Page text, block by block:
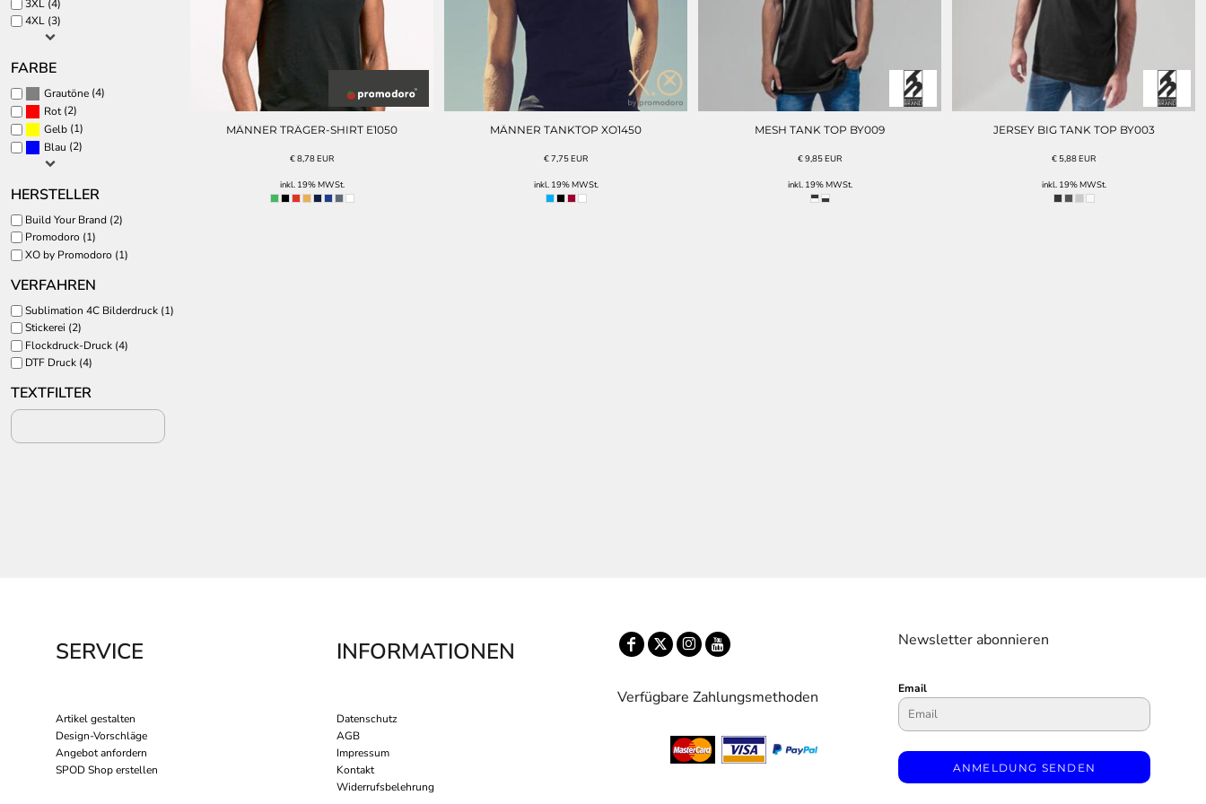
3XL (4)
4XL (3)
FARBE
Grautöne (4)
Rot(2)
Gelb (1)
Blau (2)
HERSTELLER
Build Your Brand (2)
Promodoro (1)
XO by Promodoro (1)
VERFAHREN
Sublimation 4C Bilderdruck (1)
Stickerei (2)
Flockdruck-Druck (4)
DTF Druck (4)
TEXTFILTER
MÄNNER TRÄGER-SHIRT E1050
€8,78EUR
inkl. 19% MWSt.
MÄNNER TANKTOP XO1450
€7,75EUR
inkl. 19% MWSt.
MESH TANK TOP BY009
€9,85EUR
inkl. 19% MWSt.
JERSEY BIG TANK TOP BY003
€ 5,88EUR
inkl. 19% MWSt.
SERVICE
Artikel gestalten
Design-Vorschläge
Angebot anfordern
SPOD Shop erstellen
INFORMATIONEN
Datenschutz
AGB
Impressum
Kontakt
Widerrufsbelehrung
Verfügbare Zahlungsmethoden
Newsletter abonnieren
Email
ANMELDUNG SENDEN
CAPS UND MÜTZEN